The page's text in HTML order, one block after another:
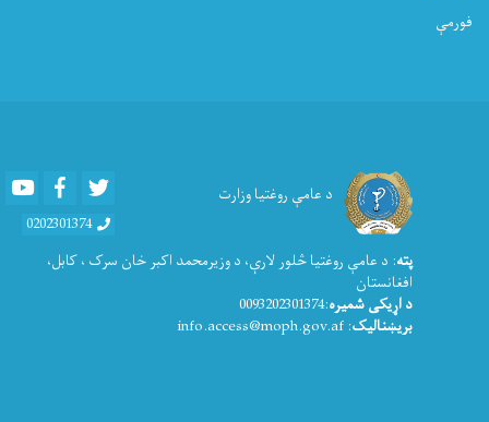
فورمې
د عامې روغتیا وزارت Youtube Facebook
0202301374
پته: د عامې روغتيا څلور لارې، د وزیرمحمد اکبر خان سرک ، کابل،
افغانستان
د اړیکی شمیره:0093202301374
بریښنالیک: info.access@moph.gov.af